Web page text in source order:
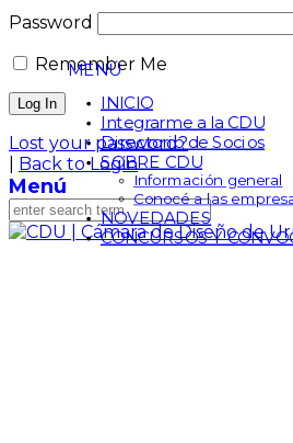
Password
Remember Me
Lost your password?
Back to Login
Menú
MENÚ
INICIO
Integrarme a la CDU
Directorio de Socios
SOBRE CDU
Información general
Conocé a las
NOVEDADES
CONCURSOS Y